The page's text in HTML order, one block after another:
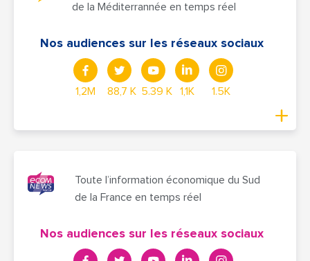
de la Méditerrannée en temps réel
Nos audiences sur les réseaux sociaux
1,2M 88,7 K 5.39 K 1,1K 1.5K
Toute l’information économique du Sud
de la France en temps réel
Nos audiences sur les réseaux sociaux